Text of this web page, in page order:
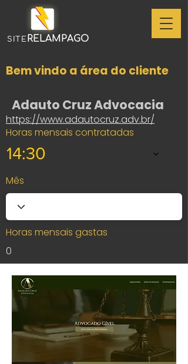
SITERELAMPAGO
Bem vindo a área do cliente
Adauto Cruz Advocacia
https://www.adautocruz.adv.br/
Horas mensais contratadas
14:30
Mês
Horas mensais gastas
0